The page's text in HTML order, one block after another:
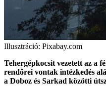
Illusztráció: Pixabay.com
Tehergépkocsit vezetett az a
rendőrei vontak intézkedés
a Doboz és Sarkad közötti